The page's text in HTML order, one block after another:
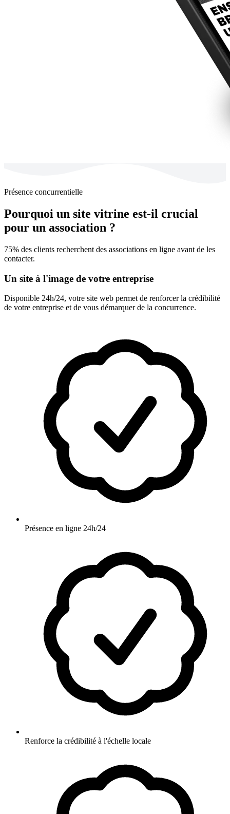
Présence concurrentielle
Pourquoi un site vitrine est-il crucial
pour un association ?
75% des clients recherchent des associations en ligne avant de les
contacter.
Un site à l'image de votre entreprise
Disponible 24h/24, votre site web permet de renforcer la crédibilité
de votre entreprise et de vous démarquer de la concurrence.
Présence en ligne 24h/24
Renforce la crédibilité à l'échelle locale